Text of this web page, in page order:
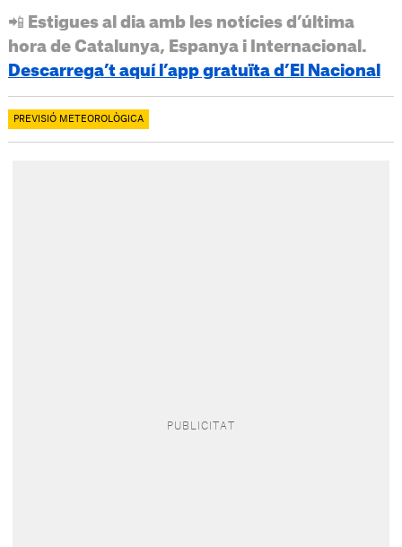
📲 Estigues al dia amb les notícies d’última
hora de Catalunya, Espanya i Internacional.
Descarrega’t aquí l’app gratuïta d’El Nacional
PREVISIÓ METEOROLÒGICA